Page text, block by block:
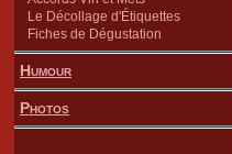
Le Décollage d'Étiquettes
Fiches de Dégustation
Humour
Photos